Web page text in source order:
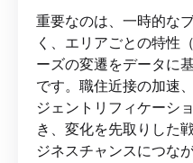
重要なのは、一時的な
く、エリアごとの特性
ーズの変遷をデータに
です。職住近接の加速
ジェントリフィケーシ
き、変化を先取りした
ジネスチャンスにつな